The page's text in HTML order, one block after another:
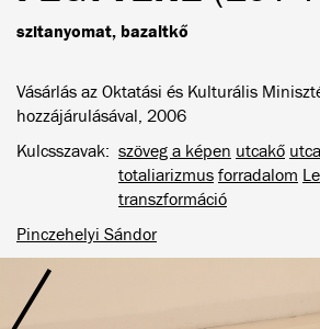
szitanyomat, bazaltkő
Vásárlás az Oktatási és Kulturális
hozzájárulásával, 2006
Kulcsszavak
szöveg a képen utcakő
totaliarizmus forradalom
transzformáció
Pinczehelyi Sándor